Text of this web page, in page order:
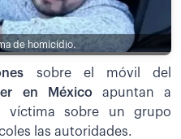
de homicidio.
sobre el móvil del
en México apuntan a
víctima sobre un grupo
las autoridades.